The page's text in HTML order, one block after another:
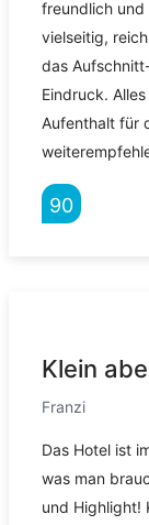
freundlich
vielseitig,
das
Eindruck.
Aufenthalt für
90
Klein
Franzi
Das Hotel ist
was man
und Highlight!